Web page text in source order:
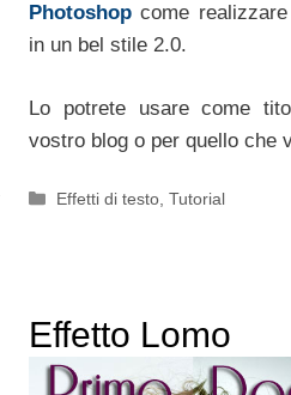
Photoshopcome
in un bel stile 2.0.
Lo potrete usare come
vostro blog o per quello che
Categorie
Effetti di testo ,Tutorial
Effetto Lomo